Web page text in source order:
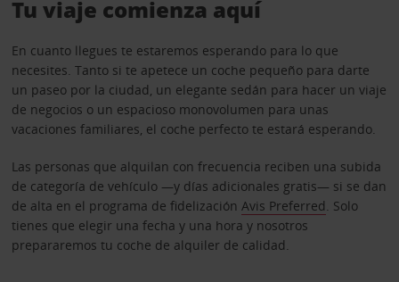
Tu viaje comienza aquí
En cuanto llegues te estaremos esperando para lo que
necesites. Tanto si te apetece un coche pequeño para darte
un paseo por la ciudad, un elegante sedán para hacer un viaje
de negocios o un espacioso monovolumen para unas
vacaciones familiares, el coche perfecto te estará esperando.
Las personas que alquilan con frecuencia reciben una subida
de categoría de vehículo —y días adicionales gratis— si se dan
de alta en el programa de fidelización Avis Preferred. Solo
tienes que elegir una fecha y una hora y nosotros
prepararemos tu coche de alquiler de calidad.